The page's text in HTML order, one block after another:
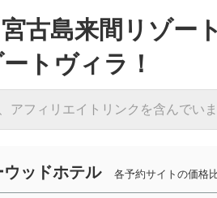
古島来間リゾー
トヴィラ！
アフィリエイトリンクを含んでいま
ッドホテル各予約サイトの価格